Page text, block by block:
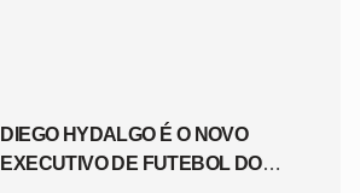
DIEGO HYDALGO É O NOVO
EXECUTIVO DE FUTEBOL DO